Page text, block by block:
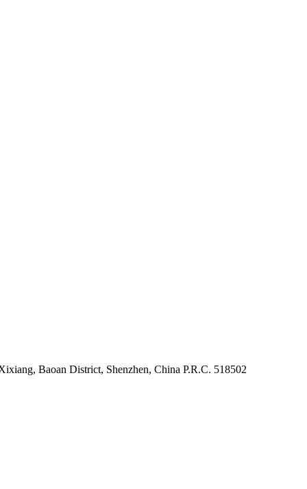
Baoan District, Shenzhen, China P.R.C. 518502